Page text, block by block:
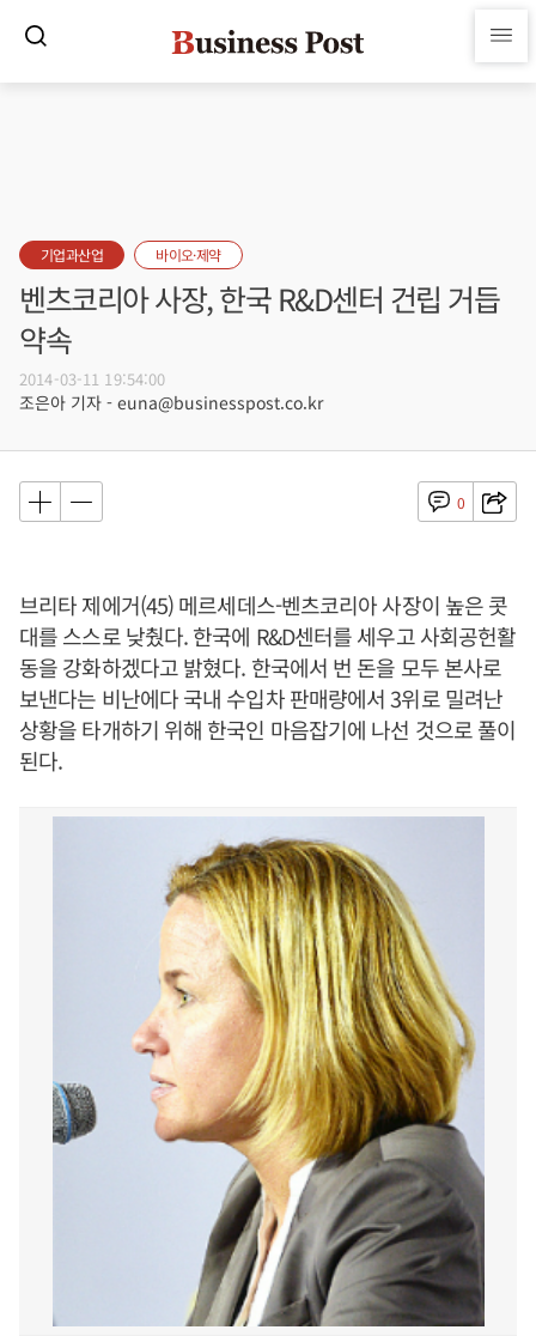
기업과산업 바이오·제약
벤츠코리아 사장, 한국 R&D센터 건립 거듭
약속
2014-03-11 19:54:00
조은아 기자 - euna@businesspost.co.kr
0
브리타 제에거(45) 메르세데스-벤츠코리아 사장이 높은 콧
대를 스스로 낮췄다. 한국에 R&D센터를 세우고 사회공헌활
동을 강화하겠다고 밝혔다. 한국에서 번 돈을 모두 본사로
보낸다는 비난에다 국내 수입차 판매량에서 3위로 밀려난
상황을 타개하기 위해 한국인 마음잡기에 나선 것으로 풀이
된다.